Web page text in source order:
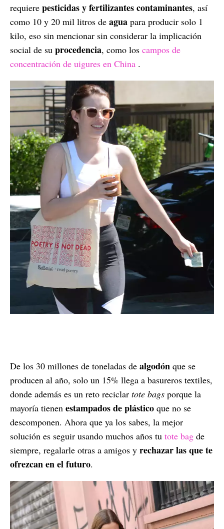
requiere pesticidas y fertilizantes contaminantes, así
como 10 y 20 mil litros de agua para producir solo 1
kilo, eso sin mencionar sin considerar la implicación
social de su procedencia, como los campos de
concentración de uigures en China .
De los 30 millones de toneladas de algodón que se
producen al año, solo un 15% llega a basureros textiles,
donde además es un reto reciclar tote bags porque la
mayoría tienen estampados de plástico que no se
descomponen. Ahora que ya los sabes, la mejor
solución es seguir usando muchos años tu tote bag de
siempre, regalarle otras a amigos y rechazar las que te
ofrezcan en el futuro.